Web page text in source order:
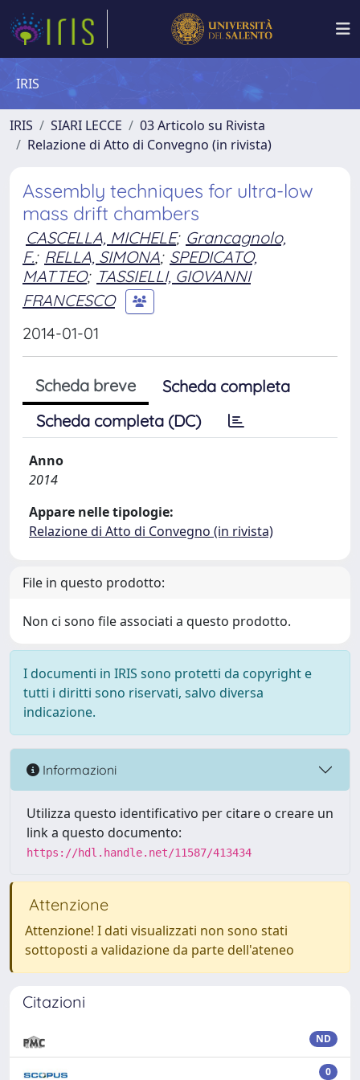
IRIS
IRIS SIARI LECCE
03 Articolo su Rivista
Relazione di Atto di Convegno (in rivista)
Assembly techniques for ultra-low
mass drift chambers
CASCELLA, MICHELE; Grancagnolo,
F.; RELLA, SIMONA; SPEDICATO,
MATTEO; TASSIELLI, GIOVANNI
FRANCESCO
2014-01-01
Scheda breve
Scheda completa
Scheda completa (DC)
Anno
2014
Appare nelle tipologie:
Relazione di Atto di Convegno (in rivista)
File in questo prodotto:
Non ci sono file associati a questo prodotto.
I documenti in IRIS sono protetti da copyright e
tutti i diritti sono riservati, salvo diversa
indicazione.
Informazioni
Utilizza questo identificativo per citare o creare un
link a questo documento:
https://hdl.handle.net/11587/413434
Attenzione
Attenzione! I dati visualizzati non sono stati
sottoposti a validazione da parte dell'ateneo
Citazioni
ND
0